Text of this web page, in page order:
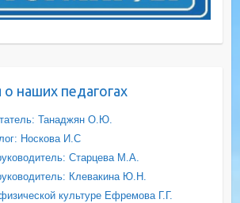
наших педагогах
Танаджян О.Ю.
Носкова И.С
Старцева М.А.
Клевакина Ю.Н.
культуре Ефремова Г.Г.